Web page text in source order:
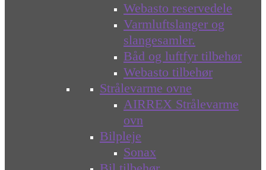
Webasto reservedele
Varmluftslanger og
slangesamler.
Båd og luftfyr tilbehør
Webasto tilbehør
Strålevarme ovne
AIRREX Strålevarme
ovn
Bilpleje
Sonax